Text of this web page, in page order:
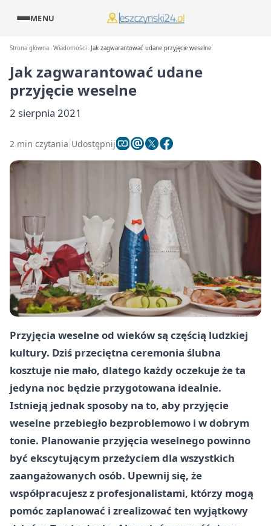
MENU
Strona główna Wiadomości Jak zagwarantować udane przyjęcie weselne
Jak zagwarantować udane
przyjęcie weselne
2 sierpnia 2021
2 min czytania Udostępnij
Przyjęcia weselne od wieków są częścią ludzkiej
kultury. Dziś przeciętna ceremonia ślubna
kosztuje nie mało, dlatego każdy oczekuje że ta
jedyna noc będzie przygotowana idealnie.
Istnieją jednak sposoby na to, aby przyjęcie
weselne przebiegło bezproblemowo i w dobrym
tonie. Planowanie przyjęcia weselnego powinno
być ekscytującym przeżyciem dla wszystkich
zaangażowanych osób. Upewnij się, że
współpracujesz z profesjonalistami, którzy mogą
pomóc zaplanować i zrealizować ten wyjątkowy